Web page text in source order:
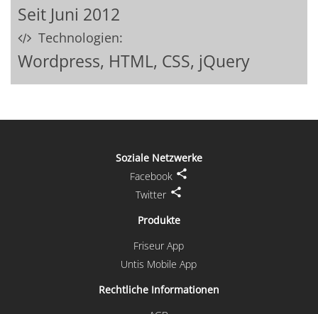
Seit Juni 2012
Technologien:
Wordpress, HTML, CSS, jQuery
Soziale Netzwerke
Facebook
Twitter
Produkte
Friseur App
Untis Mobile App
Rechtliche Informationen